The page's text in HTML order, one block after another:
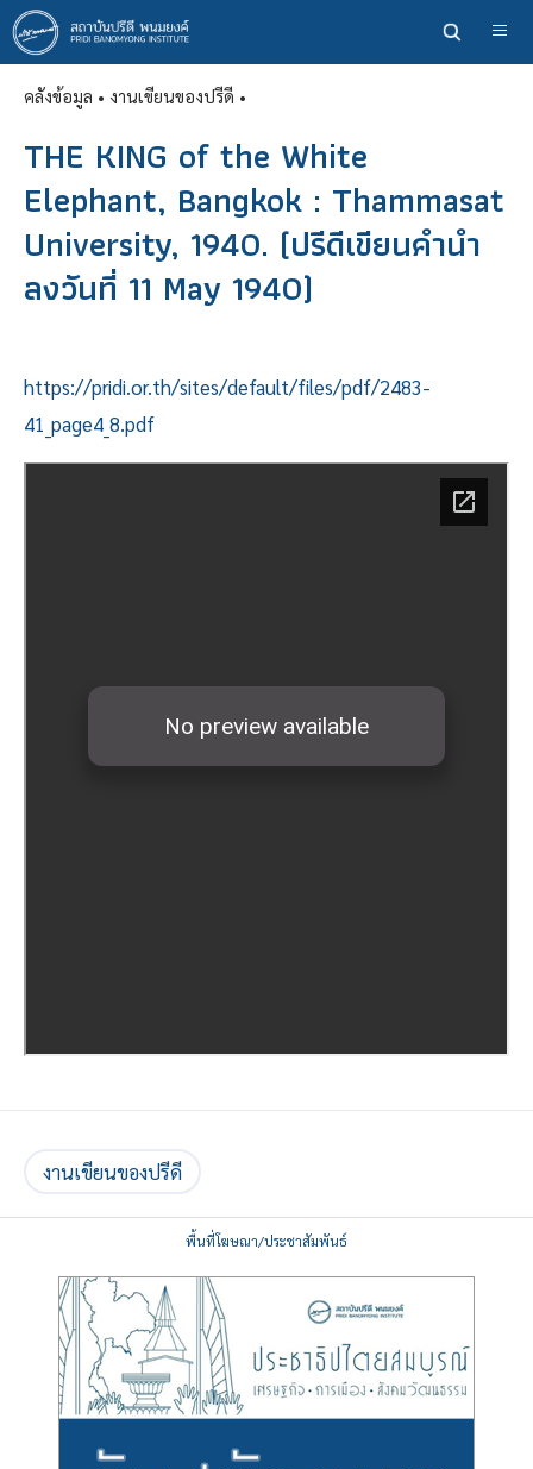
ข้าม
ไป
ยัง
เนื้อหา
คลังข้อมูล • งานเขียนของปรีดี •
THE KING of the White
Elephant, Bangkok : Thammasat
University, 1940. (ปรีดีเขียนคำนำ
ลงวันที่ 11 May 1940)
https://pridi.or.th/sites/default/files/pdf/2483-
41_page4_8.pdf
งานเขียนของปรีดี
พื้นที่โฆษณา/ประชาสัมพันธ์